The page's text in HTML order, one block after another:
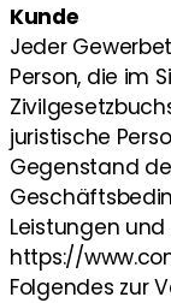
Kunde
Jeder
Person, die im
juristische
Gegenstand
Leistungen und
https://
Folgendes zur